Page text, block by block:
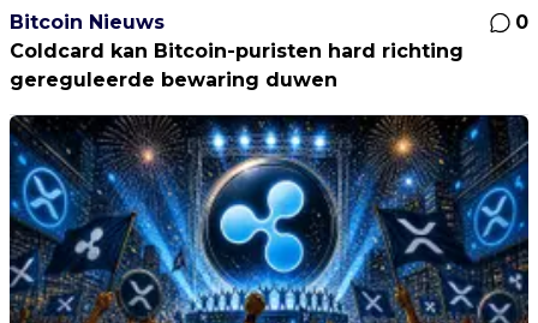
Bitcoin Nieuws
0
Coldcard kan Bitcoin-puristen hard richting
gereguleerde bewaring duwen